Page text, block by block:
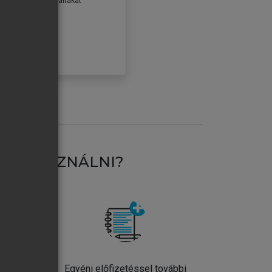
HASZNÁLNI?
Egyéni előfizetéssel további